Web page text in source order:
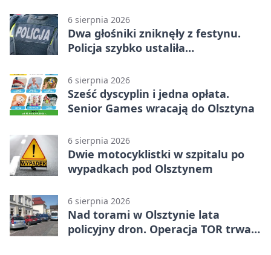
6 sierpnia 2026
Dwa głośniki zniknęły z festynu.
Policja szybko ustaliła
6 sierpnia 2026
Sześć dyscyplin i jedna opłata.
Senior Games wracają do Olsztyna
6 sierpnia 2026
Dwie motocyklistki w szpitalu po
wypadkach pod Olsztynem
6 sierpnia 2026
Nad torami w Olsztynie lata
policyjny dron. Operacja TOR trwa